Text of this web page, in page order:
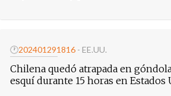
🕐202401291816 - EE.UU.
Chilena quedó atrapada en
esquí durante 15 horas en Estados